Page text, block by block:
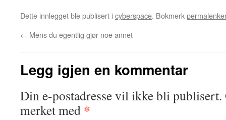
Dette innlegget ble publisert icyberspace. Bokmerk
← Mens du egentlig gjør noe annet
Legg igjen en kommentar
Din e-postadresse vil ikke bli publisert.
merket med *